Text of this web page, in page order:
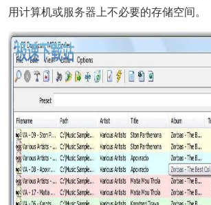
用计算机或服务器 上不必要的存储空间。